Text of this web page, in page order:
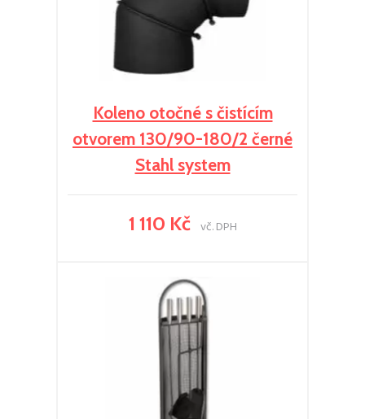
Koleno otočné s čistícím
otvorem 130/90-180/2 černé
Stahl system
1 110 Kč vč. DPH